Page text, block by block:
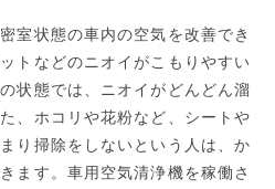
室状態の車内の空気を改善でき
トなどのニオイがこもりやすい
状態では、ニオイがどんどん溜
、ホコリや花粉など、シートや
り掃除をしないという人は、か
ます。車用空気清浄機を稼働さ